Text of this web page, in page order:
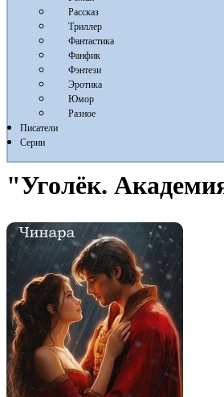
Рассказ
Триллер
Фантастика
Фанфик
Фэнтези
Эротика
Юмор
Разное
Писатели
Серии
"Уголёк.